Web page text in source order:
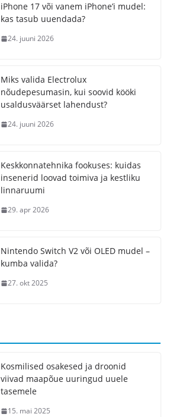
iPhone 17 või vanem iPhone’i mudel:
kas tasub uuendada?
24. juuni 2026
Miks valida Electrolux
nõudepesumasin, kui soovid kööki
usaldusväärset lahendust?
24. juuni 2026
Keskkonnatehnika fookuses: kuidas
insenerid loovad toimiva ja kestliku
linnaruumi
29. apr 2026
Nintendo Switch V2 või OLED mudel –
kumba valida?
27. okt 2025
Kosmilised osakesed ja droonid
viivad maapõue uuringud uuele
tasemele
15. mai 2025